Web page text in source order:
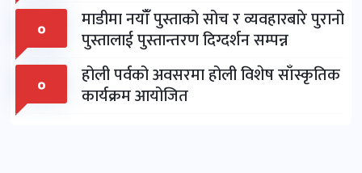
०
माडीमा नयाँँ पुस्ताको सोच र व्यवहारबारे पुरानो
पुस्तालाई पुस्तान्तरण दिग्दर्शन सम्पन्न
०
होली पर्वको अवसरमा होली विशेष साँस्कृतिक
कार्यक्रम आयोजित